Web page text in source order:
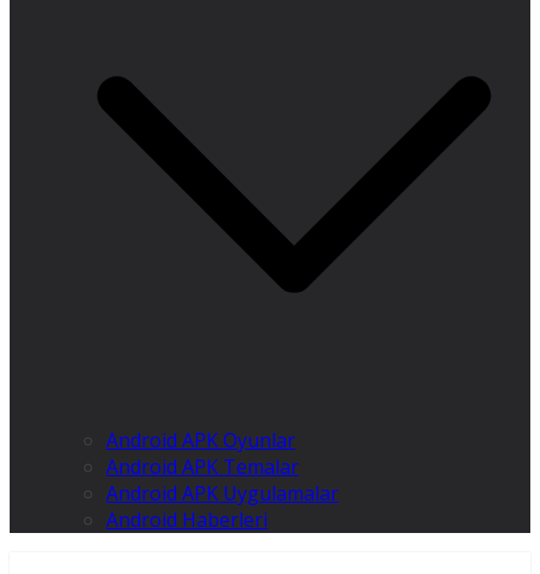
Android APK Oyunlar
Android APK Temalar
Android APK Uygulamalar
Android Haberleri